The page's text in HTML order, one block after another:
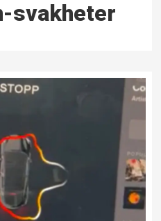
svakheter